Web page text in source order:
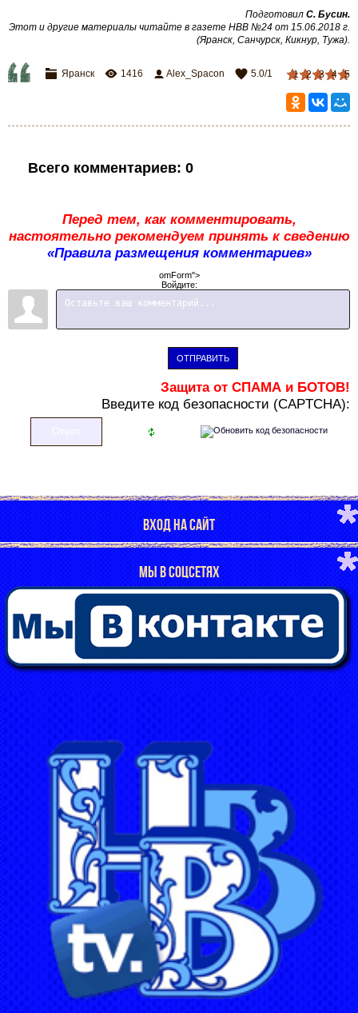
Подготовил С. Бусин.
Этот и другие материалы читайте в газете НВВ №24 от 15.06.2018 г.
(Яранск, Санчурск, Кикнур, Тужа).
1 2 3 4 5
Яранск 1416 Alex_Spacon 5.0/1
Всего комментариев: 0
Перед тем, как комментировать,
настоятельно рекомендуем принять к сведению
«Правила размещения комментариев»
omForm">
Войдите:
ОТПРАВИТЬ
Защита от СПАМА и БОТОВ!
Введите код безопасности (CAPTCHA):
ВХОД НА САЙТ
МЫ В СОЦСЕТЯХ